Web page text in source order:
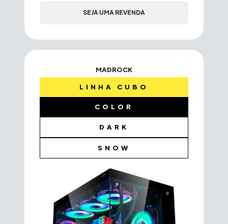
SEJA UMA REVENDA
MADROCK
LINHA CUBO
COLOR
DARK
SNOW